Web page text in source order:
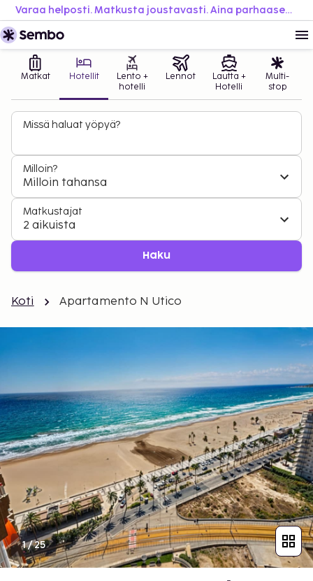
Varaa helposti. Matkusta joustavasti. Aina parhaaseen hintaan.
Matkat Hotellit
Lento +
hotelli
Lennot
Lautta +
Hotelli
Multi-
stop
Missä haluat yöpyä?
Milloin?
Milloin tahansa
Matkustajat
2 aikuista
Haku
Koti Apartamento N Utico
1/25